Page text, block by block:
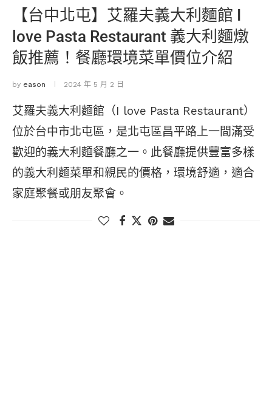
【台中北屯】艾羅夫義大利麵館 I
love Pasta Restaurant 義大利麵燉
飯推薦！餐廳環境菜單價位介紹
by eason 2024 年 5 月 2 日
艾羅夫義大利麵館（I love Pasta Restaurant）
位於台中市北屯區，是北屯區昌平路上一間滿受
歡迎的義大利麵餐廳之一。此餐廳提供豐富多樣
的義大利麵菜單和親民的價格，環境舒適，適合
家庭聚餐或朋友聚會。